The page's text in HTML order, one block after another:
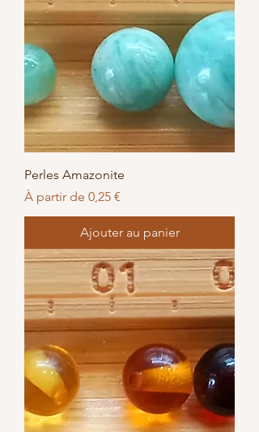
Perles Amazonite
À partir de 0,25 €
Prix promotionnel
Ajouter au panier